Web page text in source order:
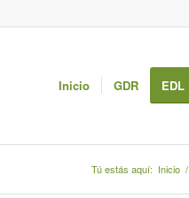
Inicio GDR EDL
Tú estás aquí: Inicio /